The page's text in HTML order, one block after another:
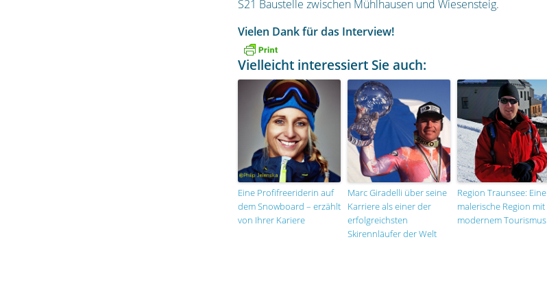
S21 Baustelle zwischen Mühlhausen und Wiesensteig.
Vielen Dank für das Interview!
Vielleicht interessiert Sie auch:
Eine Profifreeriderin auf
dem Snowboard – erzählt
von Ihrer Kariere
Marc Giradelli über seine
Karriere als einer der
erfolgreichsten
Skirennläufer der Welt
Region Traunsee: Eine
malerische Region mit
modernem Tourismus